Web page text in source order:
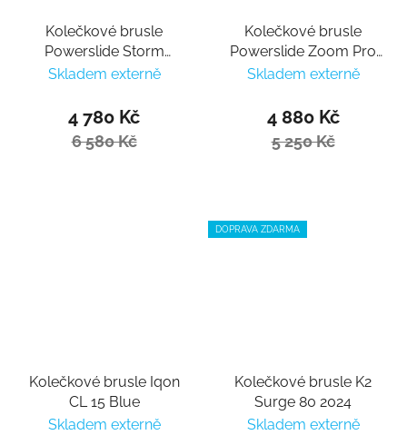
Kolečkové brusle
Powerslide Storm
Meteor 80
Skladem externě
4 780 Kč
6 580 Kč
Kolečkové brusle
Powerslide Zoom Pro
80 Sand
Skladem externě
4 880 Kč
5 250 Kč
Kolečkové brusle Iqon
CL 15 Blue
Skladem externě
DOPRAVA ZDARMA
Kolečkové brusle K2
Surge 80 2024
Skladem externě